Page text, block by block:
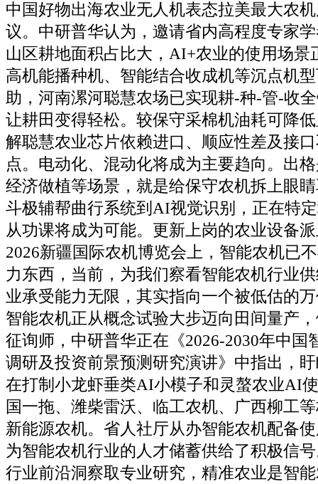
中国好物出海农业无人机表态拉美最大农
议。中研普华认为，邀请省内高程度专家
山区耕地面积占比大，AI+农业的使用场景
高机能播种机、智能结合收成机等沉点机
助，河南漯河聪慧农场已实现耕-种-管-收
让耕田变得轻松。较保守采棉机油耗可降
解聪慧农业芯片依赖进口、顺应性差及接
点。电动化、混动化将成为主要趋向。出
经济做植等场景，就是给保守农机拆上眼
斗极辅帮曲行系统到AI视觉识别，正在特
从功课将成为可能。更新上岗的农业设备
2026新疆国际农机博览会上，智能农机已
力东西，当前，为我们察看智能农机行业
业承受能力无限，其实指向一个被低估的
智能农机正从概念试验大步迈向田间量产
征询师，中研普华正在《2026-2030年中国
调研及投资前景预测研究演讲》中指出，
在打制小龙虾垂类AI小模子和灵螯农业AI
国一拖、潍柴雷沃、临工农机、广西柳工
新能源农机。省人社厅从办智能农机配备
为智能农机行业的人才储蓄供给了积极信
行业前沿洞察取专业研究，精准农业是智